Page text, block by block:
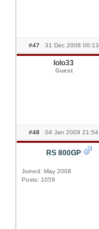
#47 31 Dec 2008 00:13
lolo33
Guest
#48 04 Jan 2009 21:54
RS 800GP
Joined: May 2008
Posts: 1059